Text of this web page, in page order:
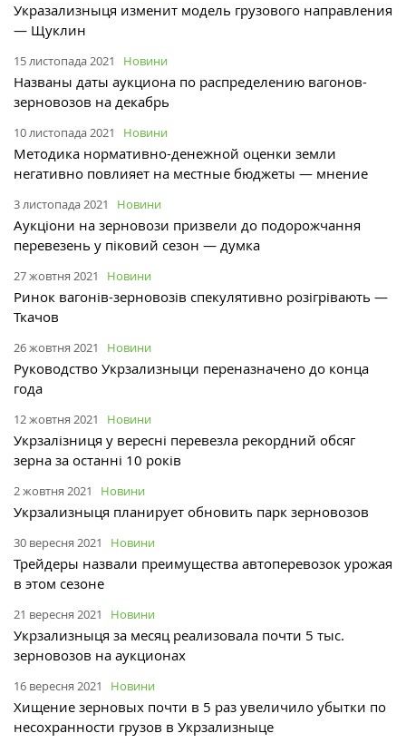
Укразализныця изменит модель грузового направления
— Щуклин
15 листопада 2021 Новини
Названы даты аукциона по распределению вагонов-
зерновозов на декабрь
10 листопада 2021 Новини
Методика нормативно-денежной оценки земли
негативно повлияет на местные бюджеты — мнение
3 листопада 2021 Новини
Аукціони на зерновози призвели до подорожчання
перевезень у піковий сезон — думка
27 жовтня 2021 Новини
Ринок вагонів-зерновозів спекулятивно розігрівають —
Ткачов
26 жовтня 2021 Новини
Руководство Укрзализныци переназначено до конца
года
12 жовтня 2021 Новини
Укрзалізниця у вересні перевезла рекордний обсяг
зерна за останні 10 років
2 жовтня 2021 Новини
Укрзализныця планирует обновить парк зерновозов
30 вересня 2021 Новини
Трейдеры назвали преимущества автоперевозок урожая
в этом сезоне
21 вересня 2021 Новини
Укрзализныця за месяц реализовала почти 5 тыс.
зерновозов на аукционах
16 вересня 2021 Новини
Хищение зерновых почти в 5 раз увеличило убытки по
несохранности грузов в Укрзализныце